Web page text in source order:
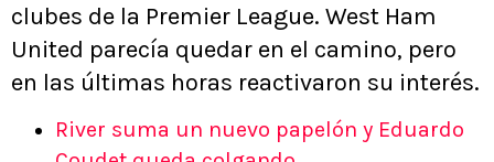
clubes de la Premier League. West Ham
United parecía quedar en el camino, pero
en las últimas horas reactivaron su interés.
River suma un nuevo papelón y Eduardo